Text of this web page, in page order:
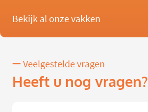
Bekijk al onze vakken
Veelgestelde vragen
Heeft u nog vragen?